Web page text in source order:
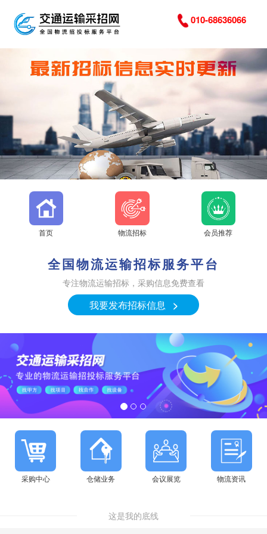
010-68636066
首页 物流招标 会员推荐
全国物流运输招标服务平台
专注物流运输招标，采购信息免费查看
我要发布招标信息 >
采购中心 仓储业务 会议展览 物流资讯
这是我的底线